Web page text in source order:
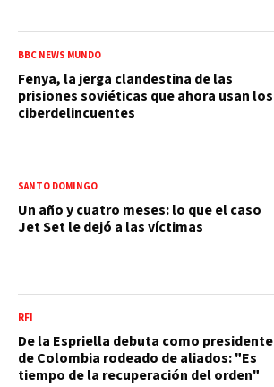
BBC NEWS MUNDO
Fenya, la jerga clandestina de las
prisiones soviéticas que ahora usan los
ciberdelincuentes
SANTO DOMINGO
Un año y cuatro meses: lo que el caso
Jet Set le dejó a las víctimas
RFI
De la Espriella debuta como presidente
de Colombia rodeado de aliados: "Es
tiempo de la recuperación del orden"